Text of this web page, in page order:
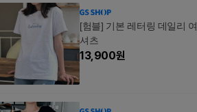
[험블] 기본 레터링 데일리
셔츠
13,900원